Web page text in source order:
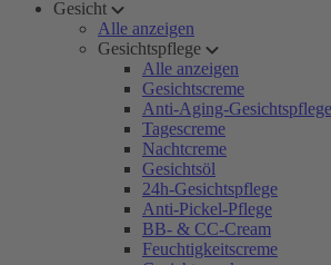
Gesicht
Alle anzeigen
Gesichtspflege
Alle anzeigen
Gesichtscreme
Anti-Aging-Gesichtspflege
Tagescreme
Nachtcreme
Gesichtsöl
24h-Gesichtspflege
Anti-Pickel-Pflege
BB- & CC-Cream
Feuchtigkeitscreme